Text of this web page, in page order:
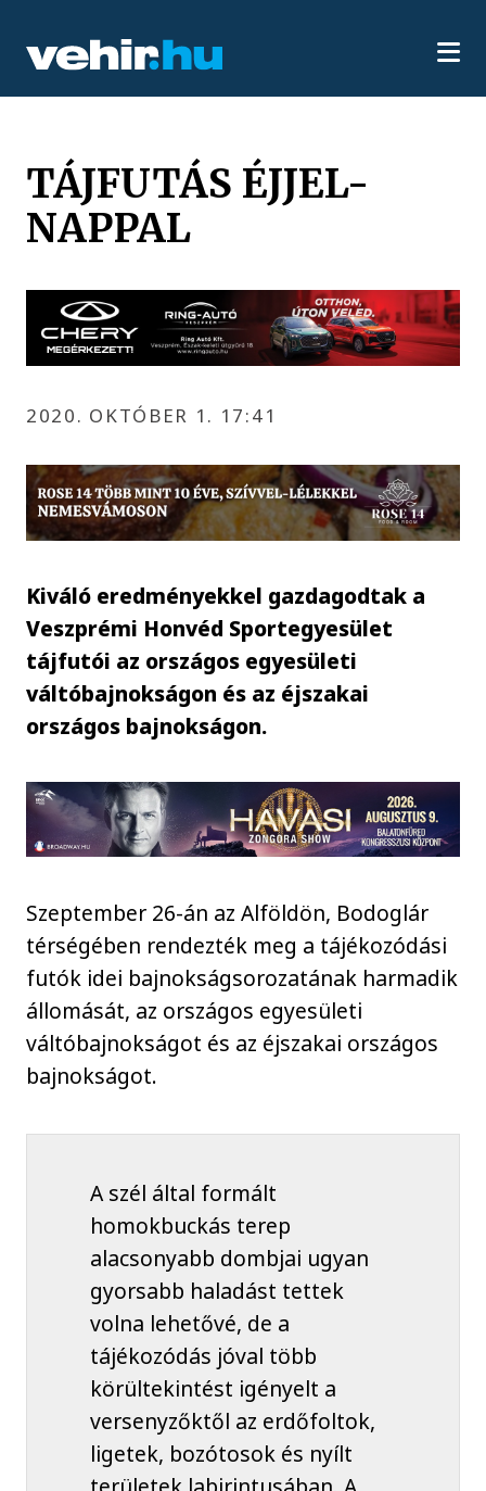
TÁJFUTÁS ÉJJEL-
NAPPAL
2020. OKTÓBER 1. 17:41
Kiváló eredményekkel gazdagodtak a
Veszprémi Honvéd Sportegyesület
tájfutói az országos egyesületi
váltóbajnokságon és az éjszakai
országos bajnokságon.
Szeptember 26-án az Alföldön, Bodoglár
térségében rendezték meg a tájékozódási
futók idei bajnokságsorozatának harmadik
állomását, az országos egyesületi
váltóbajnokságot és az éjszakai országos
bajnokságot.
A szél által formált
homokbuckás terep
alacsonyabb dombjai ugyan
gyorsabb haladást tettek
volna lehetővé, de a
tájékozódás jóval több
körültekintést igényelt a
versenyzőktől az erdőfoltok,
ligetek, bozótosok és nyílt